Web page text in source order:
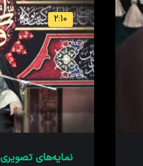
2:10
نمایه‌های تصویری